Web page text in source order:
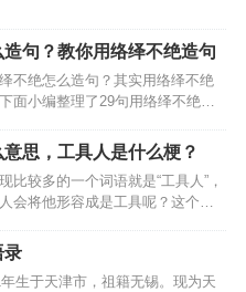
句？教你用络绎不绝造句
不绝怎么造句？其实用络绎不绝
面小编整理了29句用络绎不绝造
思，工具人是什么梗？
比较多的一个词语就是“工具人”，
会将他形容成是工具呢？这个是
有网络语工具人这样的表达，所
的关注，想要了解这个词语，那
意…
录
生于天津市，祖籍无锡。现为天